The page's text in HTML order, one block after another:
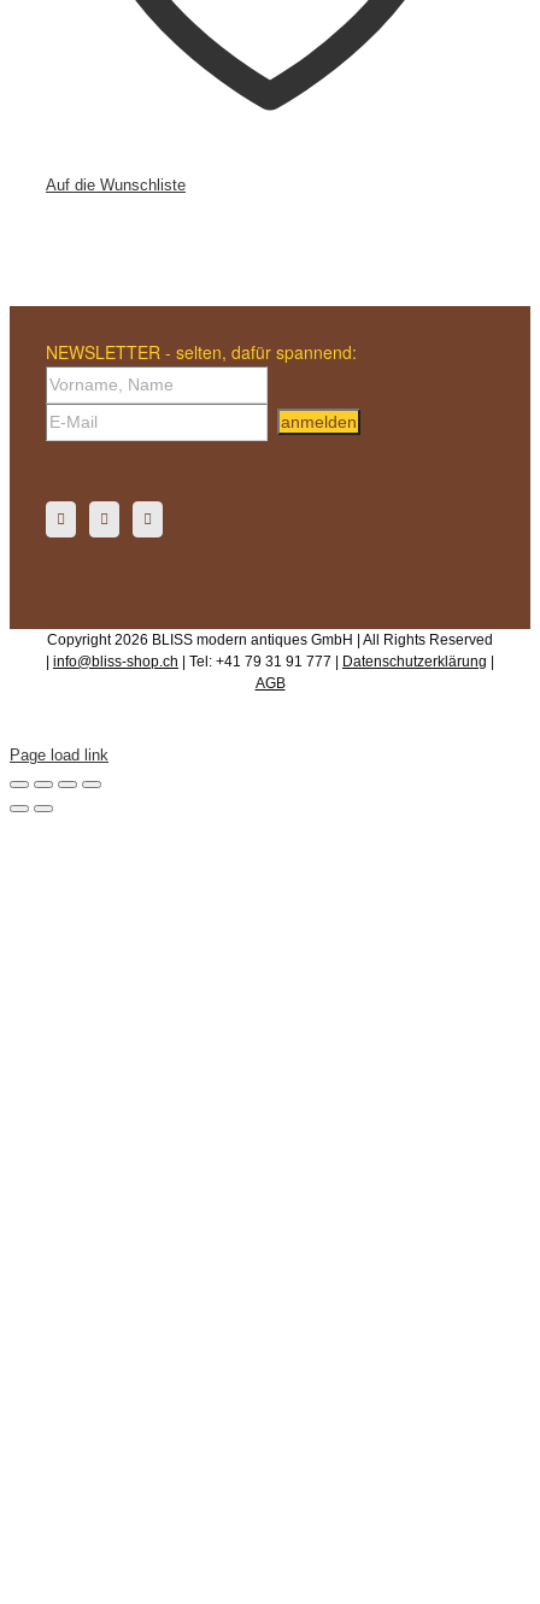
Auf die Wunschliste
NEWSLETTER - selten, dafür spannend:
anmelden
Copyright 2026 BLISS modern antiques GmbH | All Rights Reserved
| info@bliss-shop.ch | Tel: +41 79 31 91 777 | Datenschutzerklärung |
AGB
Page load link